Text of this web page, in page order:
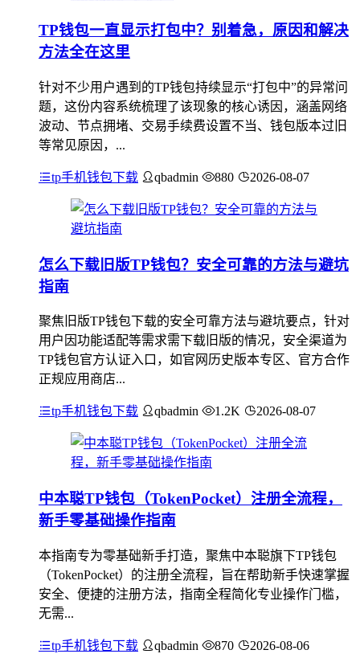
TP钱包一直显示打包中？别着急，原因和解决
方法全在这里
针对不少用户遇到的TP钱包持续显示“打包中”的异常问
题，这份内容系统梳理了该现象的核心诱因，涵盖网络
波动、节点拥堵、交易手续费设置不当、钱包版本过旧
等常见原因，...
tp手机钱包下载 qbadmin 880 2026-08-07
怎么下载旧版TP钱包？安全可靠的方法与避坑
指南
聚焦旧版TP钱包下载的安全可靠方法与避坑要点，针对
用户因功能适配等需求需下载旧版的情况，安全渠道为
TP钱包官方认证入口，如官网历史版本专区、官方合作
正规应用商店...
tp手机钱包下载 qbadmin 1.2K 2026-08-07
中本聪TP钱包（TokenPocket）注册全流程，
新手零基础操作指南
本指南专为零基础新手打造，聚焦中本聪旗下TP钱包
（TokenPocket）的注册全流程，旨在帮助新手快速掌握
安全、便捷的注册方法，指南全程简化专业操作门槛，
无需...
tp手机钱包下载 qbadmin 870 2026-08-06